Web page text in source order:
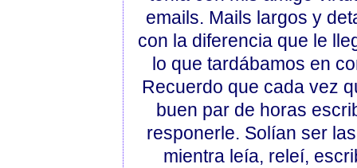
emails. Mails largos y
con la diferencia que le
lo que tardábamos en
Recuerdo que cada vez
buen par de horas
responerle. Solían ser
mientra leía, releí,